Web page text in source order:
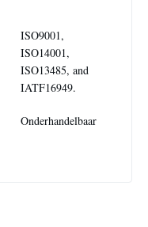
ISO9001,
ISO14001,
ISO13485, and
IATF16949.
Onderhandelbaar